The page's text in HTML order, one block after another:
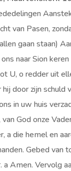
van Pasen,
gaan staan)
naar Sion
U, o redder uit
door zijn
in uw huis
God onze
a die hemel en
Gebed
a Amen. Vervolg